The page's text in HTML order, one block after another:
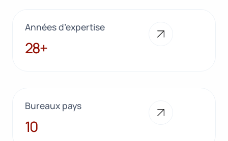
Années d’expertise
28+
28+
Bureaux pays
10
10